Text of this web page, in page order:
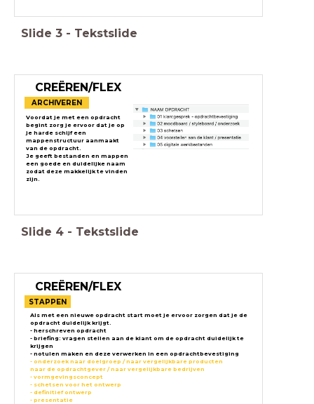
Slide 3 - Tekstslide
Voordat je met een opdracht
begint zorg je ervoor dat je op
je harde schijf een
mappenstructuur aanmaakt
van de opdracht.
Je geeft bestanden en mappen
een goede en duidelijke naam
zodat deze makkelijk te vinden
zijn.
CREËREN/FLEX
ARCHIVEREN
Slide 4 - Tekstslide
Als met een nieuwe opdracht start moet je ervoor zorgen dat je de
opdracht duidelijk krijgt.
- herschreven opdracht
- briefing: vragen stellen aan de klant om de opdracht duidelijk te
krijgen
- notulen maken en deze verwerken in een opdrachtbevestiging
- onderzoek naar doelgroep /naar vergelijkbare producten
naar de opdrachtgever /naar vergelijkbare bedrijven
- vormgevingsconcept
- schetsen voor het ontwerp
- definitief ontwerp
- presentatie
CREËREN/FLEX
STAPPEN